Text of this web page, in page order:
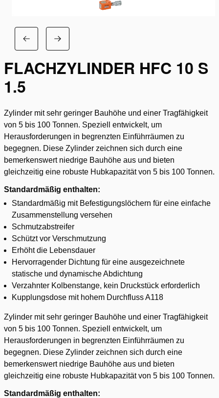
FLACHZYLINDER HFC 10 S
1.5
Zylinder mit sehr geringer Bauhöhe und einer Tragfähigkeit
von 5 bis 100 Tonnen. Speziell entwickelt, um
Herausforderungen in begrenzten Einführräumen zu
begegnen. Diese Zylinder zeichnen sich durch eine
bemerkenswert niedrige Bauhöhe aus und bieten
gleichzeitig eine robuste Hubkapazität von 5 bis 100 Tonnen.
Standardmäßig enthalten:
Standardmäßig mit Befestigungslöchern für eine einfache
Zusammenstellung versehen
Schmutzabstreifer
Schützt vor Verschmutzung
Erhöht die Lebensdauer
Hervorragender Dichtung für eine ausgezeichnete
statische und dynamische Abdichtung
Verzahnter Kolbenstange, kein Druckstück erforderlich
Kupplungsdose mit hohem Durchfluss A118
Zylinder mit sehr geringer Bauhöhe und einer Tragfähigkeit
von 5 bis 100 Tonnen. Speziell entwickelt, um
Herausforderungen in begrenzten Einführräumen zu
begegnen. Diese Zylinder zeichnen sich durch eine
bemerkenswert niedrige Bauhöhe aus und bieten
gleichzeitig eine robuste Hubkapazität von 5 bis 100 Tonnen.
Standardmäßig enthalten: